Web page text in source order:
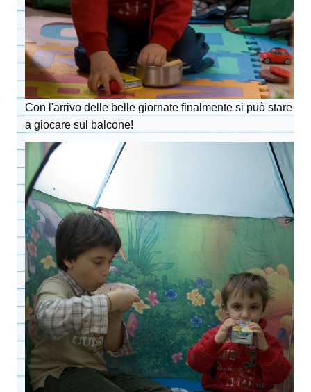
Con l'arrivo delle belle giornate finalmente si può stare
a giocare sul balcone!